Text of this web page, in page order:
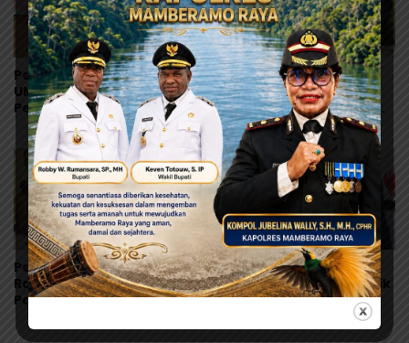
Pemkab Jayapura Genjot
UMKM Naik Kelas, 100
Pelaku Usaha Pangan
Dibekali Standar
Keamanan Produk
Robby Rumansara:
Digitalisasi Keuangan
Jadi Kunci Percepatan
Pembangunan
Mamberamo Raya
Pemkab Mamberamo
Raya Gandeng Bank
Papua, Percepat
Keuangan Daerah
Perkuat Program
Nasional, Prabowo Lantik
Kepala BGN dan
Pimpinan Universitas
Republik Indonesia